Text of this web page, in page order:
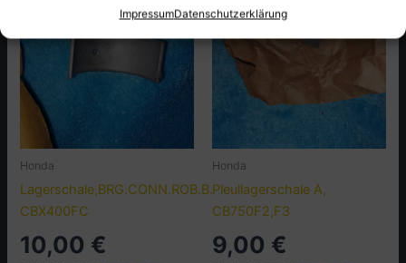
ImpressumDatenschutzerklärung
Honda
Lagerschale,BRG.CONN.ROB.B.,
CBX400FC
10,00 €
Honda
Pleullagerschale A,
CB750F2,F3
9,00 €